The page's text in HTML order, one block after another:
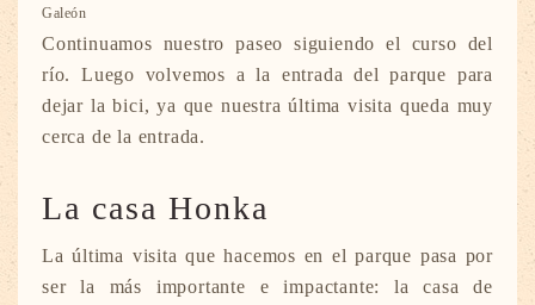
Galeón
Continuamos nuestro paseo siguiendo el curso del
río. Luego volvemos a la entrada del parque para
dejar la bici, ya que nuestra última visita queda muy
cerca de la entrada.
La casa Honka
La última visita que hacemos en el parque pasa por
ser la más importante e impactante: la casa de